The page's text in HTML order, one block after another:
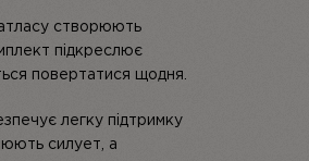
створюють
підкреслює
повертатися щодня.
легку підтримку
силует, а